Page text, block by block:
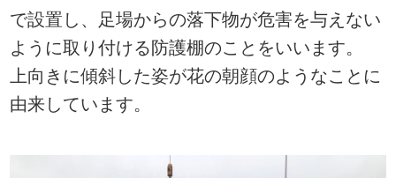
で設置し、足場からの落下物が危害を与えない
ように取り付ける防護棚のことをいいます。
上向きに傾斜した姿が花の朝顔のようなことに
由来しています。